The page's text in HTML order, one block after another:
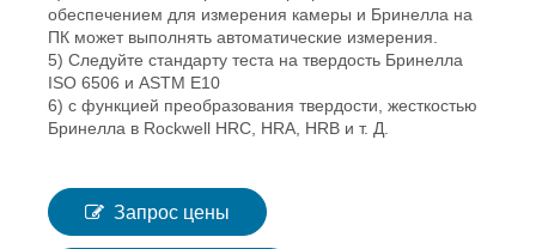
4) Необязательная работа с программным
обеспечением для измерения камеры и Бринелла на
ПК может выполнять автоматические измерения.
5) Следуйте стандарту теста на твердость Бринелла
ISO 6506 и ASTM E10
6) с функцией преобразования твердости, жесткостью
Запрос цены